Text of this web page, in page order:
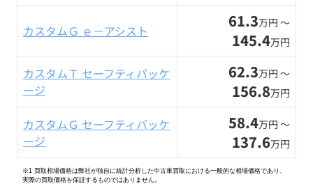
カスタムＧ ｅ－アシスト 61.3万円 〜
145.4万円
カスタムＴ セーフティパッケ
ージ
62.3万円 〜
156.8万円
カスタムＧ セーフティパッケ
ージ
58.4万円 〜
137.6万円
※1 買取相場価格は弊社が独自に統計分析した中古車買取における一般的な相場価格であり、
実際の買取価格を保証するものではありません。